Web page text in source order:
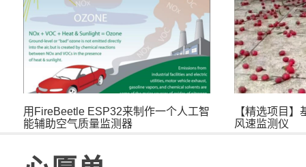
用FireBeetle ESP32来制作一个人工智
能辅助空气质量监测器
【精选项目
风速监测仪